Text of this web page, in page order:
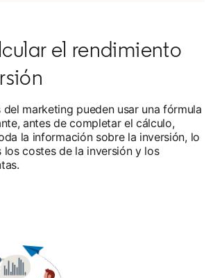
el rendimiento
marketing pueden usar una fórmula
antes de completar el cálculo,
la información sobre la inversión, lo
costes de la inversión y los